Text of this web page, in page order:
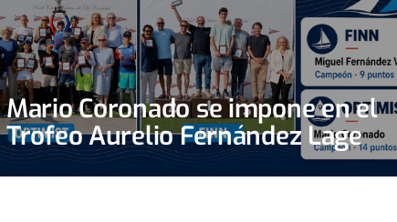
Mario Coronado se impone en el
Trofeo Aurelio Fernández Lage